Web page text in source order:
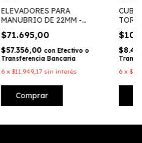
ELEVADORES PARA
MANUBRIO DE 22MM -
$71.695,00
$57.356,00 con Efectivo o
Transferencia Bancaria
6 x$11.949,17 sin interés
Comprar
6 x